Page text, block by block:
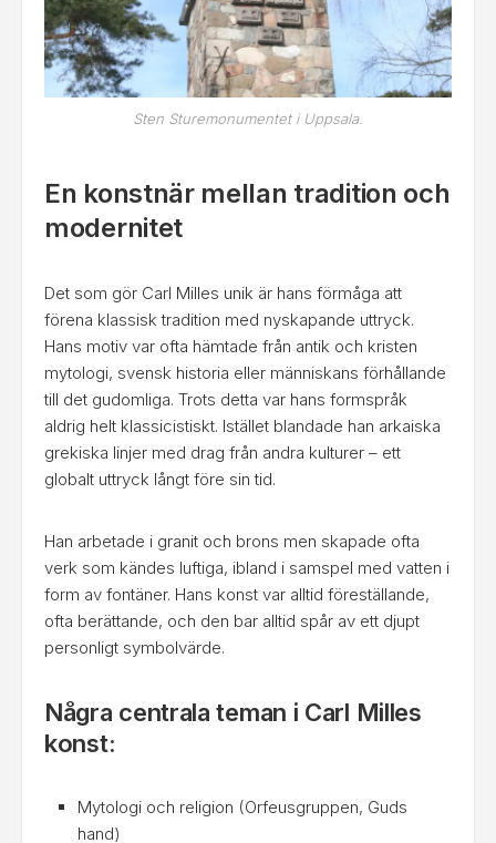
Sten Sturemonumentet i Uppsala.
En konstnär mellan tradition och
modernitet
Det som gör Carl Milles unik är hans förmåga att
förena klassisk tradition med nyskapande uttryck.
Hans motiv var ofta hämtade från antik och kristen
mytologi, svensk historia eller människans förhållande
till det gudomliga. Trots detta var hans formspråk
aldrig helt klassicistiskt. Istället blandade han arkaiska
grekiska linjer med drag från andra kulturer – ett
globalt uttryck långt före sin tid.
Han arbetade i granit och brons men skapade ofta
verk som kändes luftiga, ibland i samspel med vatten i
form av fontäner. Hans konst var alltid föreställande,
ofta berättande, och den bar alltid spår av ett djupt
personligt symbolvärde.
Några centrala teman i Carl Milles
konst:
Mytologi och religion (Orfeusgruppen, Guds
hand)